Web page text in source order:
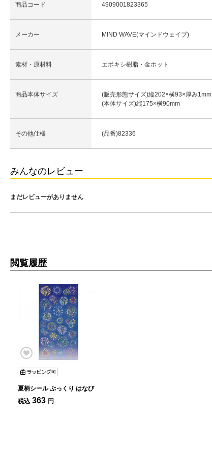
商品コード 4909001823365
メーカー MIND WAVE(マインドウェイブ)
素材・原材料 エポキシ樹脂・金ホット
商品本体サイズ
(販売形態サイズ)縦202×横93×厚み1mm
(本体サイズ)縦175×横90mm
その他仕様 (品番)82336
みんなのレビュー
まだレビューがありません
閲覧履歴
夏柄シール ぷっくり はなび
税込 363 円